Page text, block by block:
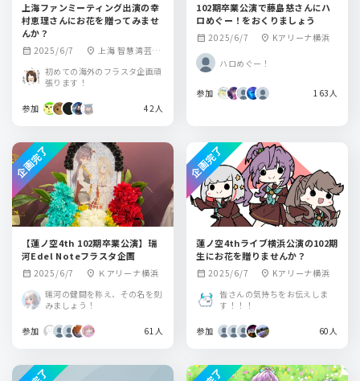
上海ファンミーティング出演の幸
村恵理さんにお花を贈ってみませ
んか？
calendar_month 2025/6/7 location_on 上海 智慧湾芸術
初めての海外のフラスタ企画頑
張ります！
参加 42人
102期卒業公演で藤島慈さんにハ
ロめぐー！をおくりましょう
calendar_month 2025/6/7 location_on Kアリーナ横浜
ハロめぐー！
参加 163人
【蓮ノ空4th 102期卒業公演】瑞
河Edel Noteフラスタ企画
calendar_month 2025/6/7 location_on Ｋアリーナ横浜
瑞河の健闘を称え、その名を刻
みましょう！
参加 61人
企画完了
蓮ノ空4thライブ横浜公演の102期
生にお花を贈りませんか？
calendar_month 2025/6/7 location_on Kアリーナ横浜
皆さんの気持ちをお伝えしま
す！！！
参加 60人
企画完了